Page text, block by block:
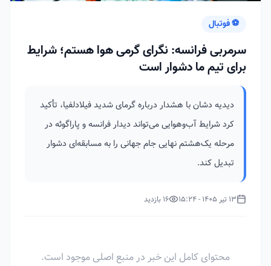
⚽ فوتبال
سرمربی فرانسه: نگرای گرمی هوا هستم؛ شرایط
برای تیم ما دشوار است
دیدیه دشان با هشدار درباره گرمای شدید فیلادلفیا، تأکید
کرد شرایط آب‌وهوایی می‌تواند دیدار فرانسه و پاراگوئه در
مرحله یک‌هشتم نهایی جام جهانی را به مسابقه‌ای دشوار
تبدیل کند.
13 تیر 1405 - 15:24 16 بازدید
محتوای کامل این خبر در منبع اصلی موجود است.